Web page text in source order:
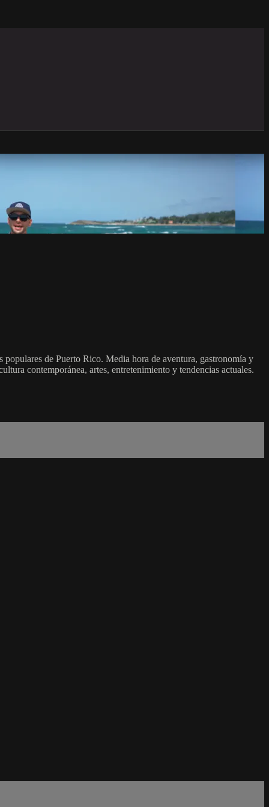
de Puerto Rico. Media hora de aventura, gastronomía y
contemporánea, artes, entretenimiento y tendencias actuales.